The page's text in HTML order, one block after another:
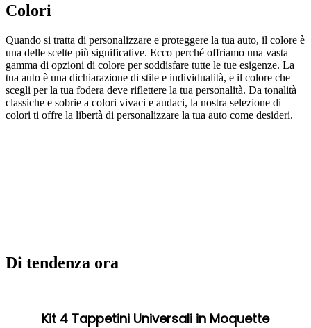
Colori
Quando si tratta di personalizzare e proteggere la tua auto, il colore è
una delle scelte più significative. Ecco perché offriamo una vasta
gamma di opzioni di colore per soddisfare tutte le tue esigenze. La
tua auto è una dichiarazione di stile e individualità, e il colore che
scegli per la tua fodera deve riflettere la tua personalità. Da tonalità
classiche e sobrie a colori vivaci e audaci, la nostra selezione di
colori ti offre la libertà di personalizzare la tua auto come desideri.
Di tendenza ora
Kit 4 Tappetini Universali in Moquette